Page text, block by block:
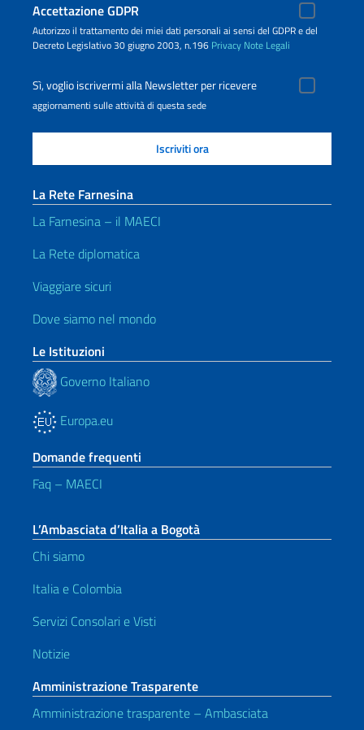
Accettazione GDPR
Autorizzo il trattamento dei miei dati personali ai sensi del GDPR e del
Decreto Legislativo 30 giugno 2003, n.196 Privacy Note Legali
Sì, voglio iscrivermi alla Newsletter per ricevere
aggiornamenti sulle attività di questa sede
La Rete Farnesina
La Farnesina – il MAECI
La Rete diplomatica
Viaggiare sicuri
Dove siamo nel mondo
Le Istituzioni
Governo Italiano
Europa.eu
Domande frequenti
Faq – MAECI
L’Ambasciata d’Italia a Bogotà
Chi siamo
Italia e Colombia
Servizi Consolari e Visti
Notizie
Amministrazione Trasparente
Amministrazione trasparente – Ambasciata